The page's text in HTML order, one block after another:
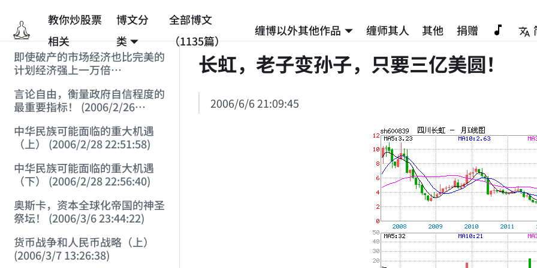
教你炒股票
相关
博文分
类
全部博文
（1135篇）
缠博以外其他作品 缠师其人 其他 捐赠
即使破产的市场经济也比完美的
计划经济强上一万倍
言论自由，衡量政府自信程度的
最重要指标！ (2006/2/26
中华民族可能面临的重大机遇
（上） (2006/2/28 22:51:58)
中华民族可能面临的重大机遇
（下） (2006/2/28 22:56:40)
奥斯卡，资本全球化帝国的神圣
祭坛！ (2006/3/6 23:44:22)
货币战争和人民币战略（上）
(2006/3/7 13:26:38)
长虹，老子变孙子，只要三亿美圆！
2006/6/6 21:09:45